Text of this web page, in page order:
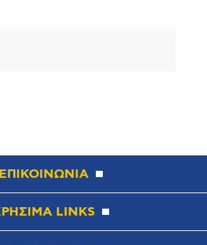
ΕΠΙΚΟΙΝΩΝΙΑ
LINKS